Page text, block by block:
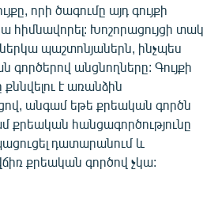
որի ծագումը այդ գույքի
հիմնավորել: Խոշորացույցի տակ
ներկա պաշտոնյաներն, ինչպես
անցնողները: Գույքի
է առանձին
անգամ եթե քրեական գործն
քրեական հանցագործությունը
դատարանում և
քրեական գործով չկա: